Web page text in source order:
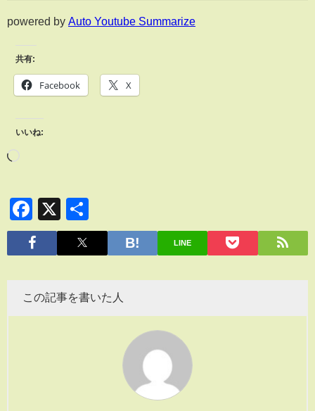
powered by Auto Youtube Summarize
共有:
Facebook X
いいね:
Facebook
X
有
LINE
この記事を書いた人